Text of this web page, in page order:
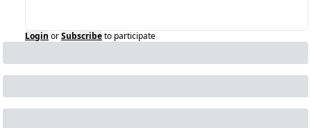
Login orSubscribeto participate